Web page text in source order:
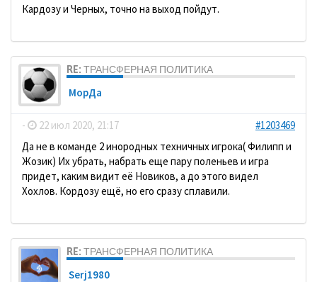
Кардозу и Черных, точно на выход пойдут.
RE: ТРАНСФЕРНАЯ ПОЛИТИКА
МорДа
- 22 июл 2020, 21:17
#1203469
Да не в команде 2 инородных техничных игрока( Филипп и
Жозик) Их убрать, набрать еще пару поленьев и игра
придет, каким видит её Новиков, а до этого видел
Хохлов. Кордозу ещё, но его сразу сплавили.
RE: ТРАНСФЕРНАЯ ПОЛИТИКА
Serj1980